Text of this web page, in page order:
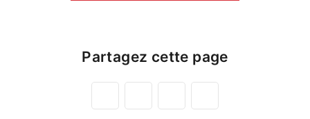
Partagez cette page